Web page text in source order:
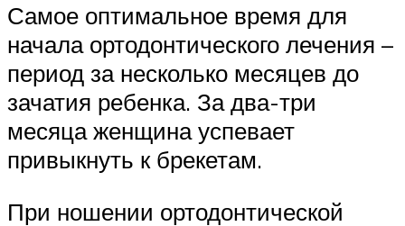
Самое оптимальное время для
начала ортодонтического лечения –
период за несколько месяцев до
зачатия ребенка. За два-три
месяца женщина успевает
привыкнуть к брекетам.
При ношении ортодонтической